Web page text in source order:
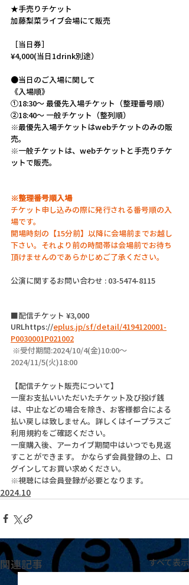
★手売りチケット
加藤梨菜ライブ会場にて販売
［当日券］
¥4,000(当日1drink別途）
●当日のご入場に関して
《入場順》
①18:30〜 最優先入場チケット（整理番号順）
②18:40〜 一般チケット（整列順）
※最優先入場チケットはwebチケットのみの販
売。
※一般チケットは、webチケットと手売りチケ
ットで販売。
※整理番号順入場
チケット申し込みの際に発行される番号順の入
場です。
開場時刻の【15分前】以降に会場前までお越し
下さい。それより前の時間帯は会場前でお待ち
頂けませんのであらかじめご了承ください。
公演に関するお問い合わせ : 03-5474-8115
■配信チケット ¥3,000
URLhttps://eplus.jp/sf/detail/4194120001-
P0030001P021002
※受付期間:2024/10/4(金)10:00～
2024/11/5(火)18:00
【配信チケット販売について】
一度お支払いいただいたチケット及び投げ銭
は、中止などの場合を除き、お客様都合による
払い戻しは致しません。詳しくはイープラスご
利用規約をご確認ください。
一度購入後、アーカイブ期間中はいつでも見返
すことができます。 かならず会員登録の上、ロ
グインしてお買い求めください。
※視聴には会員登録が必要となります。
2024.10
関連記事 すべて表示